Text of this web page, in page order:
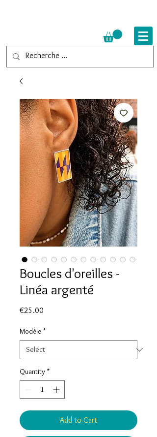
Boucles d'oreilles -
Linéa argenté
€25.00
Modèle *
Quantity *
Add to Cart